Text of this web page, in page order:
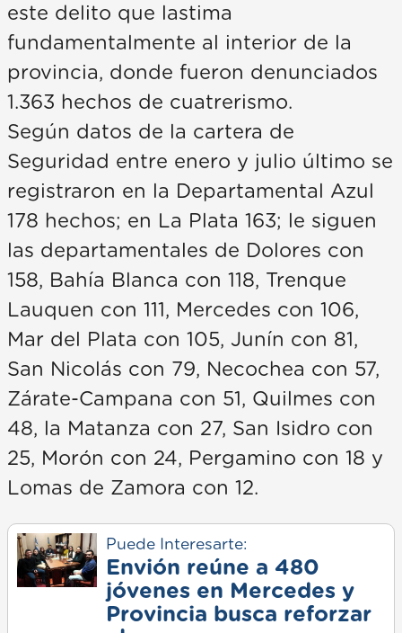
este delito que lastima
fundamentalmente al interior de la
provincia, donde fueron denunciados
1.363 hechos de cuatrerismo.
Según datos de la cartera de
Seguridad entre enero y julio último se
registraron en la Departamental Azul
178 hechos; en La Plata 163; le siguen
las departamentales de Dolores con
158, Bahía Blanca con 118, Trenque
Lauquen con 111, Mercedes con 106,
Mar del Plata con 105, Junín con 81,
San Nicolás con 79, Necochea con 57,
Zárate-Campana con 51, Quilmes con
48, la Matanza con 27, San Isidro con
25, Morón con 24, Pergamino con 18 y
Lomas de Zamora con 12.
Puede Interesarte:
Envión reúne a 480
jóvenes en Mercedes y
Provincia busca reforzar